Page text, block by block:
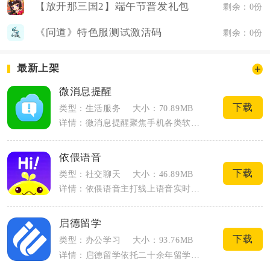
【放开那三国2】端午节普发礼包 剩余：0份
《问道》特色服测试激活码 剩余：0份
最新上架
微消息提醒
类型：生活服务
大小：70.89MB
详情：微消息提醒聚焦手机各类软件通知管理，针对微信、QQ、企业微信等常用社交软件做...
下载
依偎语音
类型：社交聊天
大小：46.89MB
详情：依偎语音主打线上语音实时社交，面向喜欢声音互动、寻找同频好友的年轻群体搭建线...
下载
启德留学
类型：办公学习
大小：93.76MB
下载